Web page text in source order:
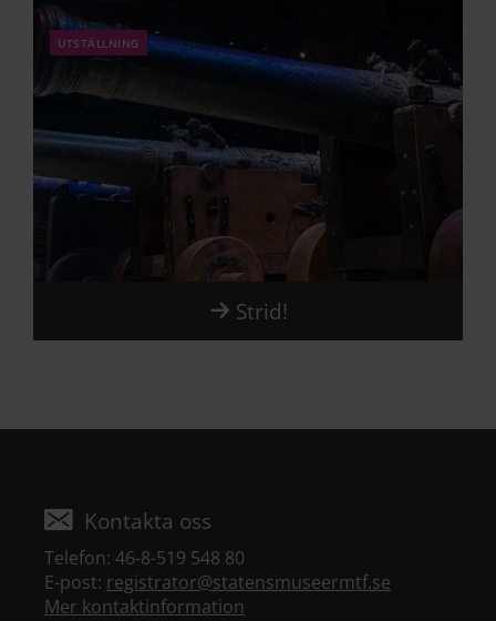
utställning
Strid!
Kontakta oss
Telefon: 46-8-519 548 80
E-post: registrator@statensmuseermtf.se
Mer kontaktinformation